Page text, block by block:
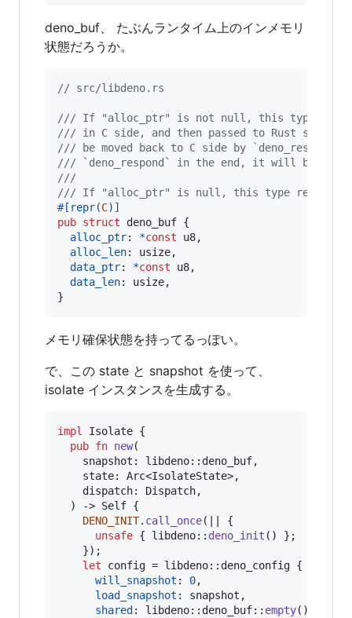
deno_buf、 たぶんランタイム上のインメモリ
状態だろうか。
// src/libdeno.rs
/// If "alloc_ptr" is not null, this type
/// in C side, and then passed to Rust side
/// be moved back to C side by
/// `deno_respond` in the end, it will be
///
/// If "alloc_ptr" is null, this type
#[ repr(C) ]
pub struct deno_buf {
alloc_ptr: *const u8,
alloc_len: usize,
data_ptr: *const u8,
data_len: usize,
}
メモリ確保状態を持ってるっぽい。
で、この state と snapshot を使って、
isolate インスタンスを生成する。
impl Isolate {
pub fn new(
snapshot : libdeno:: deno_buf,
state: Arc<IsolateState>,
dispatch: Dispatch,
)
-> Self {
DENO_INIT. call_once(
{
unsafe { libdeno:: deno_init ( ) } ;
}) ;
let config = libdeno:: deno_config {
will_snapshot : 0,
load_snapshot : snapshot ,
shared : libdeno:: deno_buf:: empty( )